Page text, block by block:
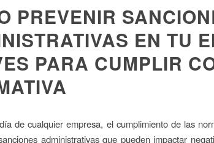
PREVENIR
EN TU
PARA CUMPLIR
de cualquier empresa, el cumplimiento de las
administrativas que pueden impactar